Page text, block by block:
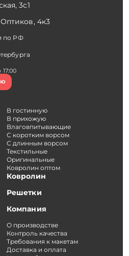
3с1
4к3
по РФ
В гостинную
В прихожую
Влаговпитывающие
С коротким ворсом
С длинным ворсом
Текстильные
Оригинальные
Ковролин оптом
Ковролин
Решетки
Компания
О производстве
Контроль качества
Требования к макетам
Доставка и оплата